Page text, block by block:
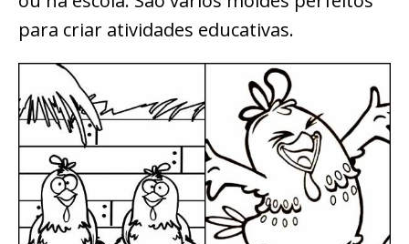
para criar atividades educativas.